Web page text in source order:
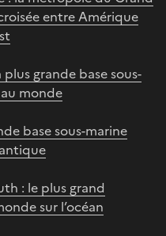
entre Amérique
grande base sous-
monde
base sous-marine
: le plus grand
sur l’océan